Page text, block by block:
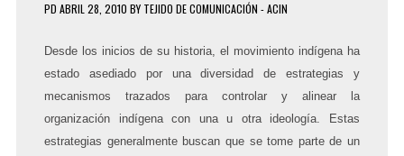
PD ABRIL 28, 2010 BY TEJIDO DE COMUNICACIÓN - ACIN
Desde los inicios de su historia, el movimiento indígena ha
estado asediado por una diversidad de estrategias y
mecanismos trazados para controlar y alinear la
organización indígena con una u otra ideología. Estas
estrategias generalmente buscan que se tome parte de un